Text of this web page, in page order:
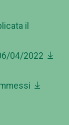
il
04/2022